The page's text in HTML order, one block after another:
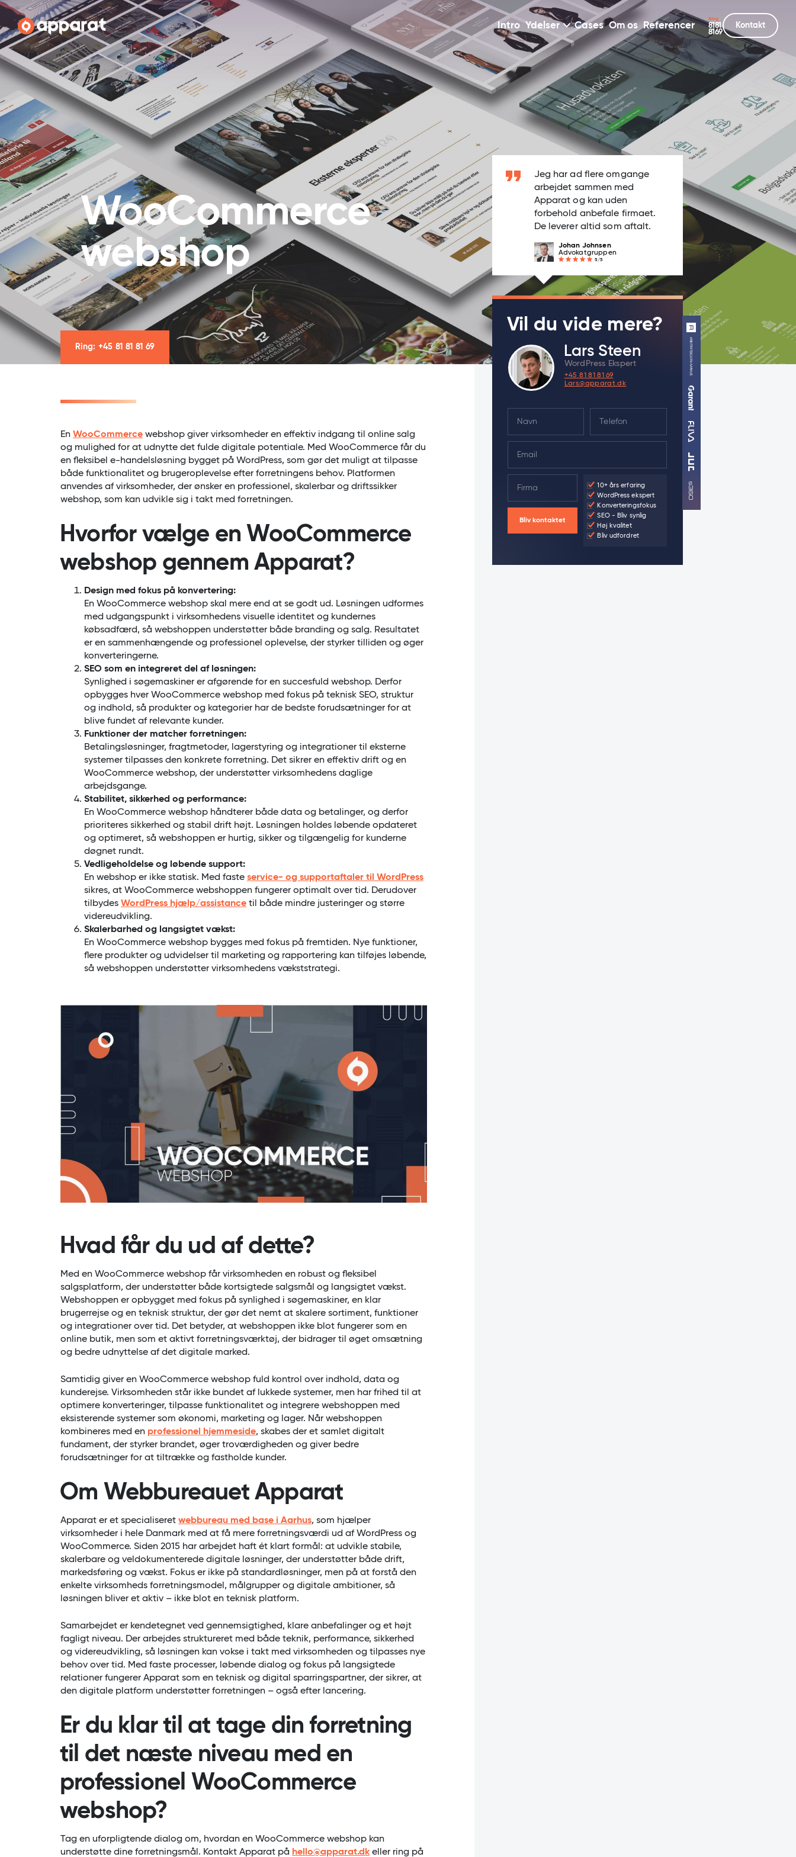
Apparat
Intro Ydelser Cases Om os Referencer
Ring
8181
8169
Kontakt
Woo­Commerce
webshop
Ring: +45 81 81 81 69
En WooCommerce webshop giver virksomheder en effektiv indgang til online salg
og mulighed for at udnytte det fulde digitale potentiale. Med WooCommerce får du
en fleksibel e-handelsløsning bygget på WordPress, som gør det muligt at tilpasse
både funktionalitet og brugeroplevelse efter forretningens behov. Platformen
anvendes af virksomheder, der ønsker en professionel, skalerbar og driftssikker
webshop, som kan udvikle sig i takt med forretningen.
Hvorfor vælge en WooCommerce
webshop gennem Apparat?
Design med fokus på konvertering:
En WooCommerce webshop skal mere end at se godt ud. Løsningen udformes
med udgangspunkt i virksomhedens visuelle identitet og kundernes
købsadfærd, så webshoppen understøtter både branding og salg. Resultatet
er en sammenhængende og professionel oplevelse, der styrker tilliden og øger
konverteringerne.
SEO som en integreret del af løsningen:
Synlighed i søgemaskiner er afgørende for en succesfuld webshop. Derfor
opbygges hver WooCommerce webshop med fokus på teknisk SEO, struktur
og indhold, så produkter og kategorier har de bedste forudsætninger for at
blive fundet af relevante kunder.
Funktioner der matcher forretningen:
Betalingsløsninger, fragtmetoder, lagerstyring og integrationer til eksterne
systemer tilpasses den konkrete forretning. Det sikrer en effektiv drift og en
WooCommerce webshop, der understøtter virksomhedens daglige
arbejdsgange.
Stabilitet, sikkerhed og performance:
En WooCommerce webshop håndterer både data og betalinger, og derfor
prioriteres sikkerhed og stabil drift højt. Løsningen holdes løbende opdateret
og optimeret, så webshoppen er hurtig, sikker og tilgængelig for kunderne
døgnet rundt.
Vedligeholdelse og løbende support:
En webshop er ikke statisk. Med faste service- og supportaftaler til WordPress
sikres, at WooCommerce webshoppen fungerer optimalt over tid. Derudover
tilbydes WordPress hjælp/assistance til både mindre justeringer og større
videreudvikling.
Skalerbarhed og langsigtet vækst:
En WooCommerce webshop bygges med fokus på fremtiden. Nye funktioner,
flere produkter og udvidelser til marketing og rapportering kan tilføjes løbende,
så webshoppen understøtter virksomhedens vækststrategi.
Hvad får du ud af dette?
Med en WooCommerce webshop får virksomheden en robust og fleksibel
salgsplatform, der understøtter både kortsigtede salgsmål og langsigtet vækst.
Webshoppen er opbygget med fokus på synlighed i søgemaskiner, en klar
brugerrejse og en teknisk struktur, der gør det nemt at skalere sortiment, funktioner
og integrationer over tid. Det betyder, at webshoppen ikke blot fungerer som en
online butik, men som et aktivt forretningsværktøj, der bidrager til øget omsætning
og bedre udnyttelse af det digitale marked.
Samtidig giver en WooCommerce webshop fuld kontrol over indhold, data og
kunderejse. Virksomheden står ikke bundet af lukkede systemer, men har frihed til at
optimere konverteringer, tilpasse funktionalitet og integrere webshoppen med
eksisterende systemer som økonomi, marketing og lager. Når webshoppen
kombineres med en professionel hjemmeside, skabes der et samlet digitalt
fundament, der styrker brandet, øger troværdigheden og giver bedre
forudsætninger for at tiltrække og fastholde kunder.
Om Webbureauet Apparat
Apparat er et specialiseret webbureau med base i Aarhus, som hjælper
virksomheder i hele Danmark med at få mere forretningsværdi ud af WordPress og
WooCommerce. Siden 2015 har arbejdet haft ét klart formål: at udvikle stabile,
skalerbare og veldokumenterede digitale løsninger, der understøtter både drift,
markedsføring og vækst. Fokus er ikke på standardløsninger, men på at forstå den
enkelte virksomheds forretningsmodel, målgrupper og digitale ambitioner, så
løsningen bliver et aktiv – ikke blot en teknisk platform.
Samarbejdet er kendetegnet ved gennemsigtighed, klare anbefalinger og et højt
fagligt niveau. Der arbejdes struktureret med både teknik, performance, sikkerhed
og videreudvikling, så løsningen kan vokse i takt med virksomheden og tilpasses nye
behov over tid. Med faste processer, løbende dialog og fokus på langsigtede
relationer fungerer Apparat som en teknisk og digital sparringspartner, der sikrer, at
den digitale platform understøtter forretningen – også efter lancering.
Er du klar til at tage din forretning
til det næste niveau med en
professionel WooCommerce
webshop?
Tag en uforpligtende dialog om, hvordan en WooCommerce webshop kan
understøtte dine forretningsmål. Kontakt Apparat på hello@apparat.dk eller ring på
Jeg har ad flere omgange
arbejdet sammen med
Apparat og kan uden
forbehold anbefale firmaet.
De leverer altid som aftalt.
Johan Johnsen
Advokatgruppen
5/5
Vil du vide mere?
Lars Steen
WordPress Ekspert
+45 81 81 81 69
Lars@apparat.dk
m
a
*
10+ års erfaring
WordPress ekspert
Konverteringsfokus
SEO - Bliv synlig
Høj kvalitet
Bliv udfordret
r
Bliv kontaktet